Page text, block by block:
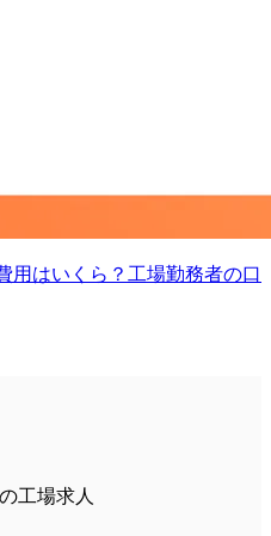
用はいくら？工場勤務者の口
工場求人